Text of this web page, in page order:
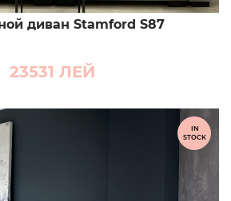
диван Stamford S87
23531 ЛЕЙ
IN
STOCK